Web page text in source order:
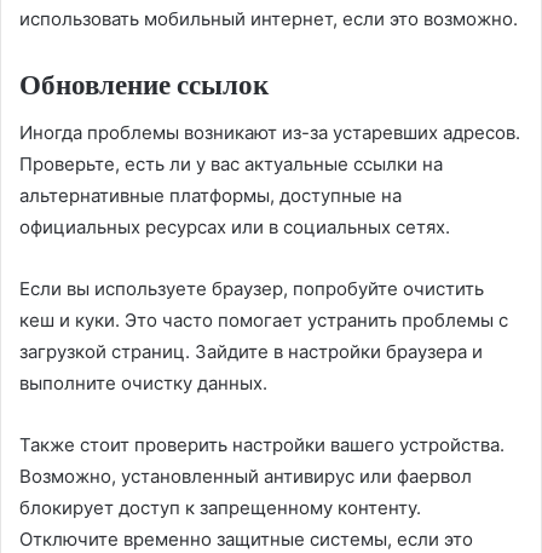
использовать мобильный интернет, если это возможно.
Обновление ссылок
Иногда проблемы возникают из-за устаревших адресов.
Проверьте, есть ли у вас актуальные ссылки на
альтернативные платформы, доступные на
официальных ресурсах или в социальных сетях.
Если вы используете браузер, попробуйте очистить
кеш и куки. Это часто помогает устранить проблемы с
загрузкой страниц. Зайдите в настройки браузера и
выполните очистку данных.
Также стоит проверить настройки вашего устройства.
Возможно, установленный антивирус или фаервол
блокирует доступ к запрещенному контенту.
Отключите временно защитные системы, если это